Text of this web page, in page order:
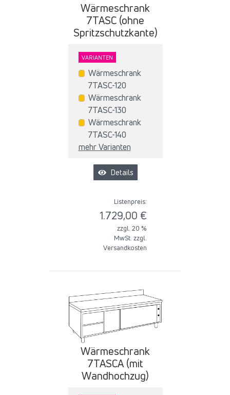
Wärmeschrank
7TASC (ohne
Spritzschutzkante)
VARIANTEN
Wärmeschrank
7TASC-120
Wärmeschrank
7TASC-130
Wärmeschrank
7TASC-140
mehr Varianten
Details
Listenpreis:
1.729,00 €
zzgl. 20 %
MwSt. zzgl.
Versandkosten
Wärmeschrank
7TASCA (mit
Wandhochzug)